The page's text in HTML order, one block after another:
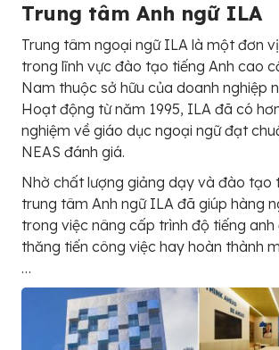
Trung tâm Anh ngữ ILA
Trung tâm ngoại ngữ ILA là một đơn
trong lĩnh vực đào tạo tiếng Anh cao
Nam thuộc sở hữu của doanh nghiệp
Hoạt động từ năm 1995, ILA đã có
nghiệm về giáo dục ngoại ngữ đạt
NEAS đánh giá.
Nhờ chất lượng giảng dạy và đào tạo
trung tâm Anh ngữ ILA đã giúp hàng
trong việc nâng cấp trình độ tiếng anh
thăng tiến công việc hay hoàn thành
…